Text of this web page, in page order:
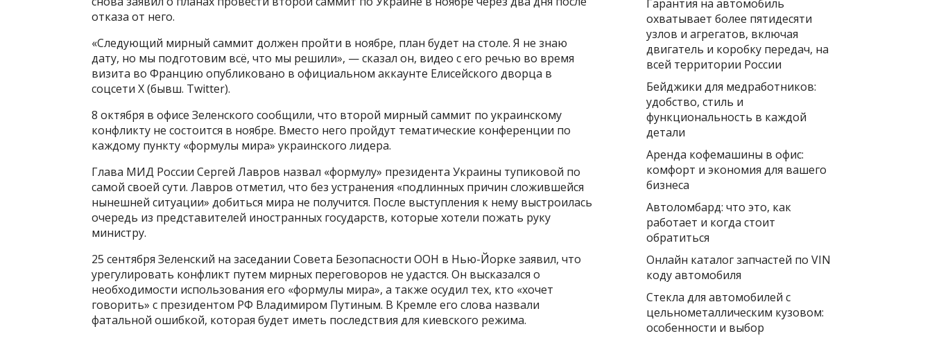
отказа от него.
«Следующий мирный саммит должен пройти в ноябре, план будет на столе. Я не знаю
дату, но мы подготовим всё, что мы решили», — сказал он, видео с его речью во время
визита во Францию опубликовано в официальном аккаунте Елисейского дворца в
соцсети Х (бывш. Twitter).
8 октября в офисе Зеленского сообщили, что второй мирный саммит по украинскому
конфликту не состоится в ноябре. Вместо него пройдут тематические конференции по
каждому пункту «формулы мира» украинского лидера.
Глава МИД России Сергей Лавров назвал «формулу» президента Украины тупиковой по
самой своей сути. Лавров отметил, что без устранения «подлинных причин сложившейся
нынешней ситуации» добиться мира не получится. После выступления к нему выстроилась
очередь из представителей иностранных государств, которые хотели пожать руку
министру.
25 сентября Зеленский на заседании Совета Безопасности ООН в Нью-Йорке заявил, что
урегулировать конфликт путем мирных переговоров не удастся. Он высказался о
необходимости использования его «формулы мира», а также осудил тех, кто «хочет
говорить» с президентом РФ Владимиром Путиным. В Кремле его слова назвали
фатальной ошибкой, которая будет иметь последствия для киевского режима.
Гарантия на автомобиль
охватывает более пятидесяти
узлов и агрегатов, включая
двигатель и коробку передач, на
всей территории России
Бейджики для медработников:
удобство, стиль и
функциональность в каждой
детали
Аренда кофемашины в офис:
комфорт и экономия для вашего
бизнеса
Автоломбард: что это, как
работает и когда стоит
обратиться
Онлайн каталог запчастей по VIN
коду автомобиля
Стекла для автомобилей с
цельнометаллическим кузовом:
особенности и выбор